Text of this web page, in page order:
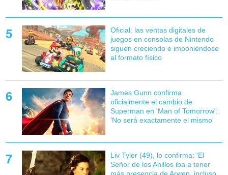
Oficial: las ventas digitales de
juegos en consolas de Nintendo
siguen creciendo e imponiéndose
al formato físico
James Gunn confirma
oficialmente el cambio de
Superman en 'Man of Tomorrow':
'No será exactamente el mismo'
Liv Tyler (49), lo confirma: 'El
Señor de los Anillos iba a tener